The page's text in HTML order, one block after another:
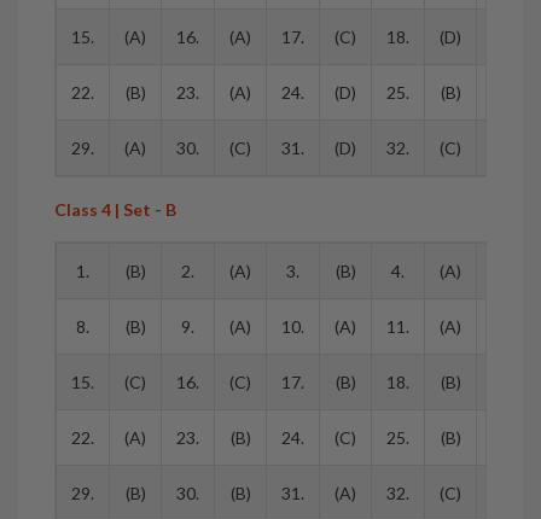
15. (A) 16. (A) 17. (C) 18. (D)
22. (B) 23. (A) 24. (D) 25. (B)
29. (A) 30. (C) 31. (D) 32. (C)
Class 4 | Set - B
1. (B) 2. (A) 3. (B) 4. (A)
8. (B) 9. (A) 10. (A) 11. (A)
15. (C) 16. (C) 17. (B) 18. (B)
22. (A) 23. (B) 24. (C) 25. (B)
29. (B) 30. (B) 31. (A) 32. (C)